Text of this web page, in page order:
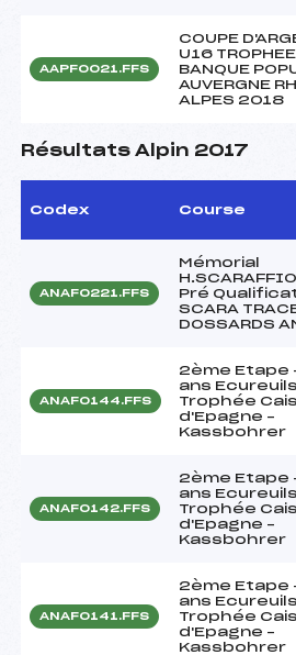
AAPF0021.FFS
COUPE
U16 TROPHEE
BANQUE
AUVERGNE
ALPES 2018
Résultats Alpin 2017
Codex Course
ANAF0221.FFS
Mémorial
Pré
SCARA
DOSSARDS
ANAF0144.FFS
2ème Etape
ans Ecureuils
Trophée
d'Epagne –
Kassbohrer
ANAF0142.FFS
2ème Etape
ans Ecureuils
Trophée
d'Epagne –
Kassbohrer
ANAF0141.FFS
2ème Etape
ans Ecureuils
Trophée
d'Epagne –
Kassbohrer